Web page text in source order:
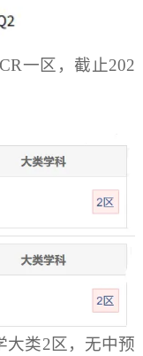
一区，截止202
大类2区，无中预